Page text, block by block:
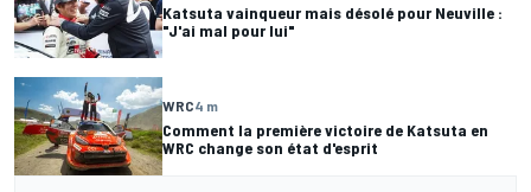
Katsuta vainqueur mais désolé pour Neuville :
"J'ai mal pour lui"
WRC4 m
Comment la première victoire de Katsuta en
WRC change son état d'esprit